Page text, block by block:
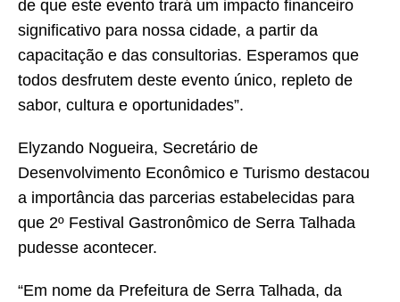
de que este evento trará um impacto financeiro
significativo para nossa cidade, a partir da
capacitação e das consultorias. Esperamos que
todos desfrutem deste evento único, repleto de
sabor, cultura e oportunidades”.
Elyzando Nogueira, Secretário de
Desenvolvimento Econômico e Turismo destacou
a importância das parcerias estabelecidas para
que 2º Festival Gastronômico de Serra Talhada
pudesse acontecer.
“Em nome da Prefeitura de Serra Talhada, da